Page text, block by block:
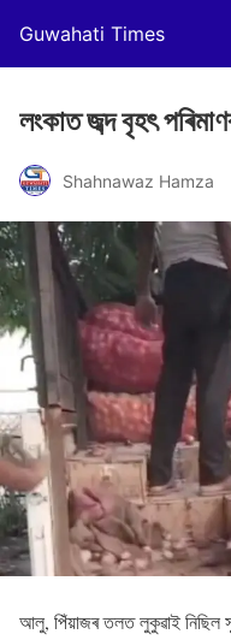
Guwahati Times
লংকাত জব্দ বৃহৎ
Shahnawaz Hamza
আলু, পিঁয়াজৰ তলত লুকুৱাই নিছিল